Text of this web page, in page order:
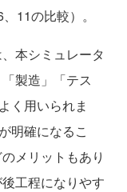
11の比較）。
本シミュレータ
製造」「テス
く用いられま
明確になるこ
メリットもあり
工程になりやす